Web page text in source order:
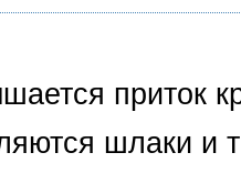
приток
шлаки